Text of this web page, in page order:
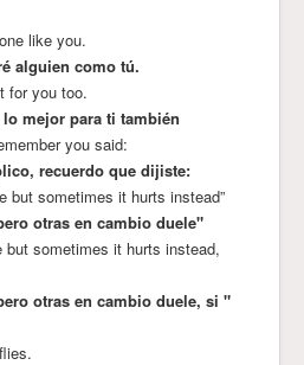
like you.
alguien como tú.
for you too.
mejor para ti también
you said:
recuerdo que dijiste:
but sometimes it hurts instead”
otras en cambio duele"
sometimes it hurts instead,
otras en cambio duele, si "